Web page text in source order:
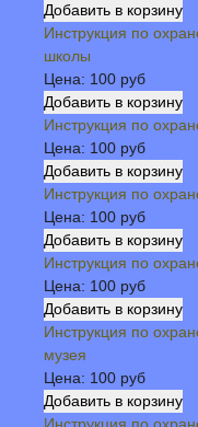
Инструкция по
школы
Цена: 100 руб
Инструкция по
Цена: 100 руб
Инструкция по
Цена: 100 руб
Инструкция по
Цена: 100 руб
Инструкция по
музея
Цена: 100 руб